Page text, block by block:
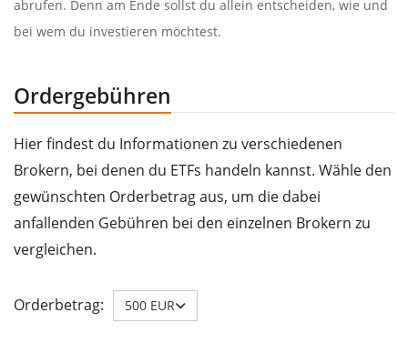
abrufen. Denn am Ende sollst du allein entscheiden, wie und
bei wem du investieren möchtest.
Ordergebühren
Hier findest du Informationen zu verschiedenen
Brokern, bei denen du ETFs handeln kannst. Wähle den
gewünschten Orderbetrag aus, um die dabei
anfallenden Gebühren bei den einzelnen Brokern zu
vergleichen.
Orderbetrag: 500 EUR